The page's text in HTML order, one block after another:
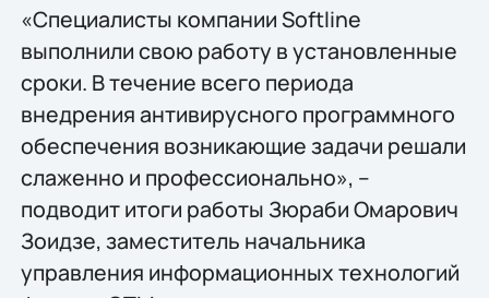
«Специалисты компании Softline
выполнили свою работу в установленные
сроки. В течение всего периода
внедрения антивирусного программного
обеспечения возникающие задачи решали
слаженно и профессионально», –
подводит итоги работы Зюраби Омарович
Зоидзе, заместитель начальника
управления информационных технологий